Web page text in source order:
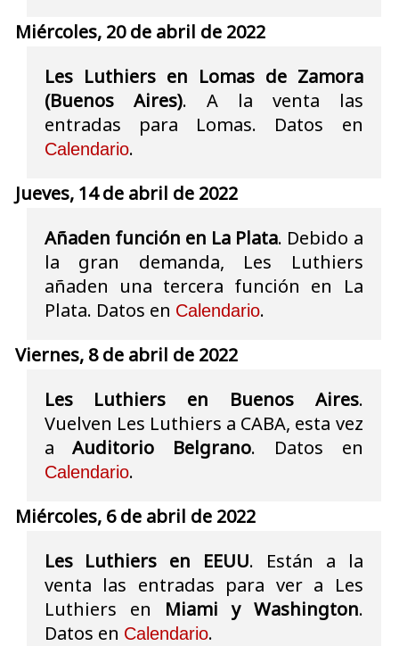
Miércoles, 20 de abril de 2022
Les Luthiers en Lomas de Zamora
(Buenos Aires). A la venta las
entradas para Lomas. Datos en
Calendario.
Jueves, 14 de abril de 2022
Añaden función en La Plata. Debido a
la gran demanda, Les Luthiers
añaden una tercera función en La
Plata. Datos en Calendario.
Viernes, 8 de abril de 2022
Les Luthiers en Buenos Aires.
Vuelven Les Luthiers a CABA, esta vez
aAuditorio Belgrano. Datos en
Calendario.
Miércoles, 6 de abril de 2022
Les Luthiers en EEUU. Están a la
venta las entradas para ver a Les
Luthiers en Miami y Washington.
Datos en Calendario.